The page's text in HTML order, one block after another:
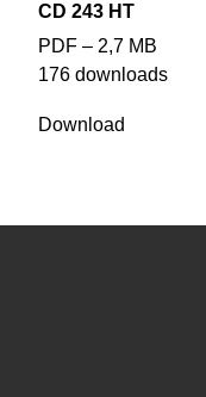
CD 243 HT
PDF – 2,7 MB
176 downloads
Download